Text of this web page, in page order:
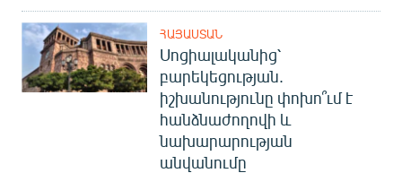
ՀԱՅԱՍՏԱՆ
Սոցիալականից՝
բարեկեցության.
իշխանությունը փոխո՞ւմ է
հանձնաժողովի և
նախարարության
անվանումը